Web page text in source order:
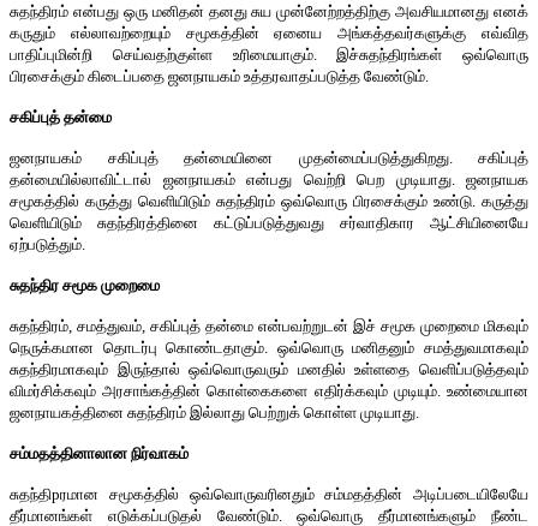
சுதந்திரம் என்பது ஒரு மனிதன் தனது சுய முன்னேற்றத்திற்கு அவசியமானது எனக்
கருதும் எல்லாவற்றையும் சமூகத்தின் ஏனைய அங்கத்தவர்களுக்கு எவ்வித
பாதிப்புமின்றி செய்வதற்குள்ள உரிமையாகும். இச்சுதந்திரங்கள் ஒவ்வொரு
பிரசைக்கும் கிடைப்பதை ஜனநாயகம் உத்தரவாதப்படுத்த வேண்டும்.
சகிப்புத் தன்மை
ஜனநாயகம் சகிப்புத் தன்மையினை முதன்மைப்படுத்துகிறது. சகிப்புத்
தன்மையில்லாவிட்டால் ஜனநாயகம் என்பது வெற்றி பெற முடியாது. ஜனநாயக
சமூகத்தில் கருத்து வெளியிடும் சுதந்திரம் ஒவ்வொரு பிரசைக்கும் உண்டு. கருத்து
வெளியிடும் சுதந்திரத்தினை கட்டுப்படுத்துவது சர்வாதிகார ஆட்சியினையே
ஏற்படுத்தும்.
சுதந்திர சமூக முறைமை
சுதந்திரம், சமத்துவம், சகிப்புத் தன்மை என்பவற்றுடன் இச் சமூக முறைமை மிகவும்
நெருக்கமான தொடர்பு கொண்டதாகும். ஒவ்வொரு மனிதனும் சமத்துவமாகவும்
சுதந்திரமாகவும் இருந்தால் ஒவ்வொருவரும் மனதில் உள்ளதை வெளிப்படுத்தவும்
விமர்சிக்கவும் அரசாங்கத்தின் கொள்கைகளை எதிர்க்கவும் முடியும். உண்மையான
ஜனநாயகத்தினை சுதந்திரம் இல்லாது பெற்றுக் கொள்ள முடியாது.
சம்மதத்தினாலான நிர்வாகம்
சுதந்திpரமான சமூகத்தில் ஒவ்வொருவரினதும் சம்மதத்தின் அடிப்படையிலேயே
தீர்மானங்கள் எடுக்கப்படுதல் வேண்டும். ஒவ்வொரு தீர்மானங்களும் நீண்ட